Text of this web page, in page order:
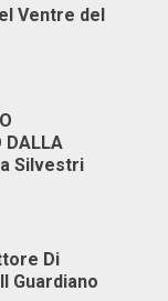
Ventre del
DALLA
Silvestri
Di
Guardiano